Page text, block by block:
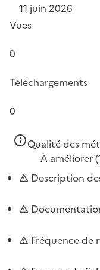
11 juin 2026
Vues
0
Téléchargements
0
Qualité des
À améliorer
Description
Fréquence de